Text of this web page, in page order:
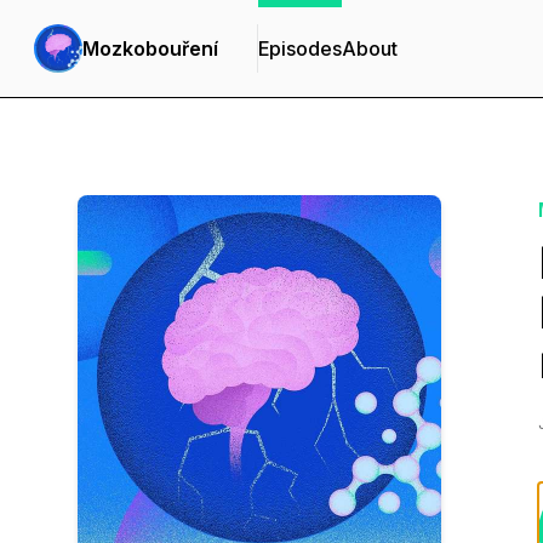
Mozkobouření EpisodesAbout